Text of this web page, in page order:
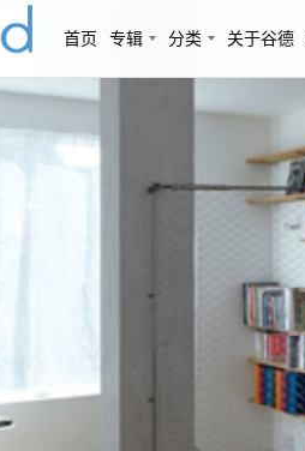
首页 专辑 分类 关于谷德